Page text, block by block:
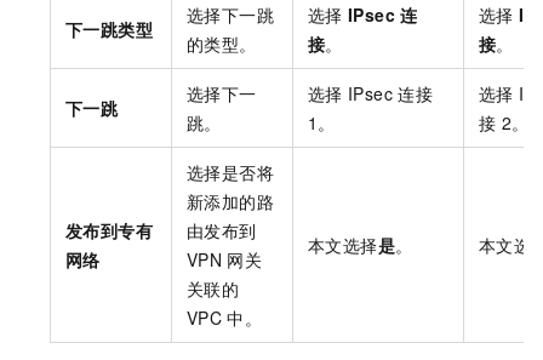
下一跳类型
选择下一跳
的类型。
选择 IPsec 连
接。
选择
接。
下一跳
选择下一
跳。
选择 IPsec 连接
1。
选择
接 2。
发布到专有
网络
选择是否将
新添加的路
由发布到
VPN 网关
关联的
VPC 中。
本文选择是。 本文选